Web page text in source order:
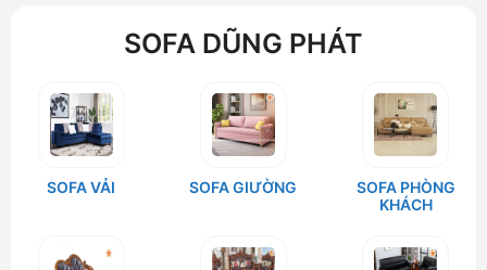
SOFA DŨNG PHÁT
SOFA VẢI SOFA GIƯỜNG
SOFA PHÒNG
KHÁCH